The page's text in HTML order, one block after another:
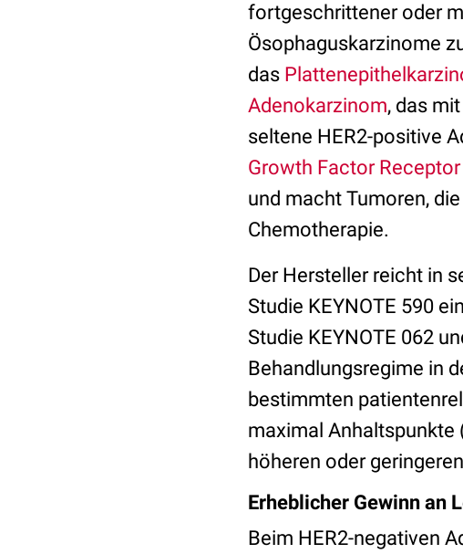
fortgeschrittener oder
Ösophaguskarzinome
das
Adenokarzinom, das
seltene HER2-positive
Growth Factor
und macht Tumoren,
Chemotherapie.
Der Hersteller reicht in
Studie KEYNOTE 590
Studie KEYNOTE 062
Behandlungsregime in
bestimmten
maximal Anhaltspunkte
höheren oder
Erheblicher Gewinn an
Beim HER2-negativen